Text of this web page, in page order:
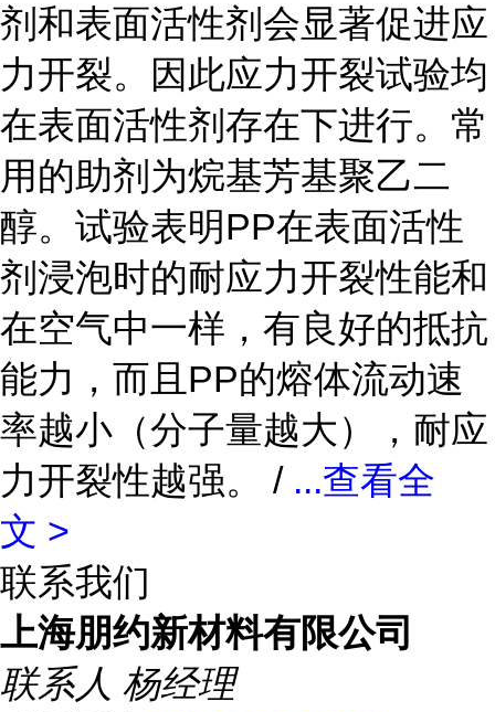
剂和表面活性剂会显著促进应
力开裂。因此应力开裂试验均
在表面活性剂存在下进行。常
用的助剂为烷基芳基聚乙二
醇。试验表明PP在表面活性
剂浸泡时的耐应力开裂性能和
在空气中一样，有良好的抵抗
能力，而且PP的熔体流动速
率越小（分子量越大），耐应
力开裂性越强。 / ...查看全
文 >
联系我们
上海朋约新材料有限公司
联系人 杨经理